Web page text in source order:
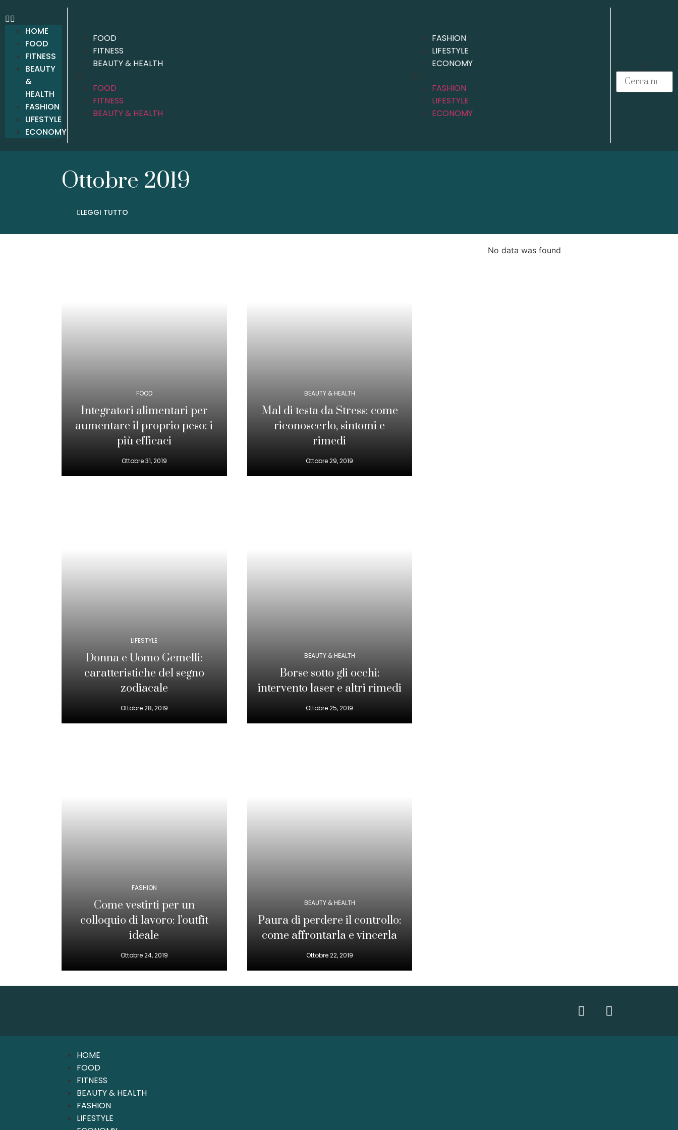
HOME
FOOD
FITNESS
BEAUTY
&
HEALTH
FASHION
LIFESTYLE
ECONOMY
FOOD
FITNESS
BEAUTY & HEALTH
FOOD
FITNESS
BEAUTY & HEALTH
FASHION
LIFESTYLE
ECONOMY
FASHION
LIFESTYLE
ECONOMY
Ottobre 2019
LEGGI TUTTO
FOOD
Integratori alimentari per
aumentare il proprio peso: i
più efficaci
Ottobre 31, 2019
BEAUTY & HEALTH
Mal di testa da Stress: come
riconoscerlo, sintomi e
rimedi
Ottobre 29, 2019
LIFESTYLE
Donna e Uomo Gemelli:
caratteristiche del segno
zodiacale
Ottobre 28, 2019
BEAUTY & HEALTH
Borse sotto gli occhi:
intervento laser e altri rimedi
Ottobre 25, 2019
FASHION
Come vestirti per un
colloquio di lavoro: l'outfit
ideale
Ottobre 24, 2019
BEAUTY & HEALTH
Paura di perdere il controllo:
come affrontarla e vincerla
Ottobre 22, 2019
No data was found
HOME
FOOD
FITNESS
BEAUTY & HEALTH
FASHION
LIFESTYLE